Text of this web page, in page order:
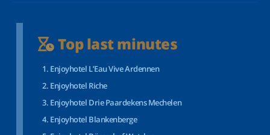
Top last minutes
Enjoyhotel L’Eau Vive Ardennen
Enjoyhotel Riche
Enjoyhotel Drie Paardekens Mechelen
Enjoyhotel Blankenberge